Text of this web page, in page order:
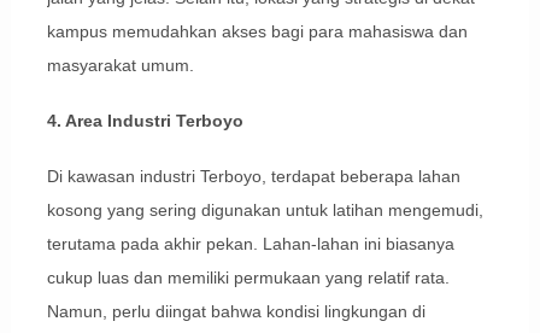
kampus memudahkan akses bagi para mahasiswa dan
masyarakat umum.
4. Area Industri Terboyo
Di kawasan industri Terboyo, terdapat beberapa lahan
kosong yang sering digunakan untuk latihan mengemudi,
terutama pada akhir pekan. Lahan-lahan ini biasanya
cukup luas dan memiliki permukaan yang relatif rata.
Namun, perlu diingat bahwa kondisi lingkungan di